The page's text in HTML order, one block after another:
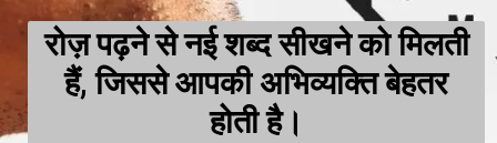
रोज़ पढ़ने से नई शब्द सीखने को मिलती
हैं, जिससे आपकी अभिव्यक्ति बेहतर
होती है।